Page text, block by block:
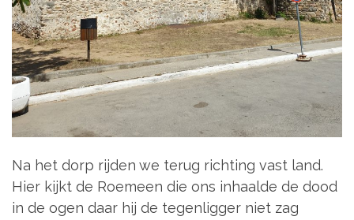
Na het dorp rijden we terug richting vast land.
Hier kijkt de Roemeen die ons inhaalde de dood
in de ogen daar hij de tegenligger niet zag